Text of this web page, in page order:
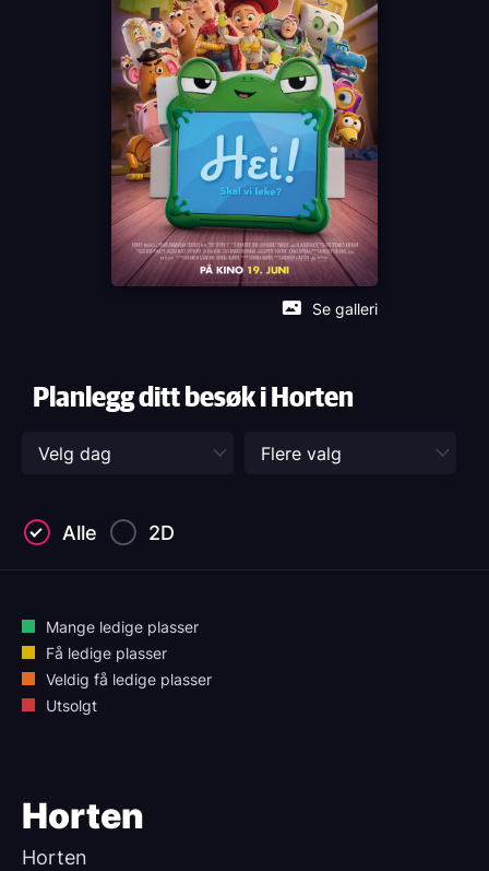
Se galleri
The Walt Disney Company Nordic
Planlegg ditt besøk i Horten
Alle 2D
Horten
Horten
Mange ledige plasser
Få ledige plasser
Veldig få ledige plasser
Utsolgt